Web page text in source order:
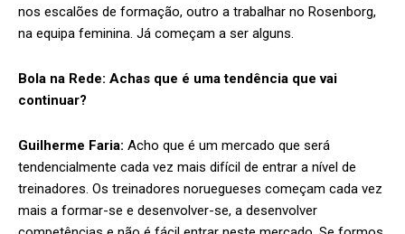
nos escalões de formação, outro a trabalhar no Rosenborg,
na equipa feminina. Já começam a ser alguns.
Bola na Rede: Achas que é uma tendência que vai
continuar?
Guilherme Faria: Acho que é um mercado que será
tendencialmente cada vez mais difícil de entrar a nível de
treinadores. Os treinadores noruegueses começam cada vez
mais a formar-se e desenvolver-se, a desenvolver